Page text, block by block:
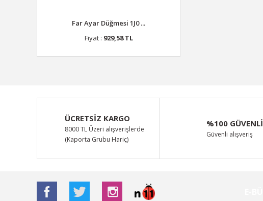
Far Ayar Düğmesi 1J0 ...
Fiyat : 929,58 TL
ÜCRETSİZ KARGO
8000 TL Üzeri alışverişlerde
(Kaporta Grubu Hariç)
%100 GÜVENLİ
Güvenli alışveriş